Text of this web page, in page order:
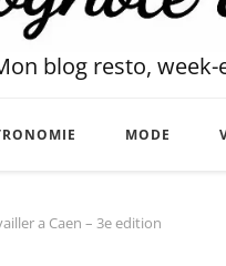
blog resto,
MODE
a Caen – 3e edition